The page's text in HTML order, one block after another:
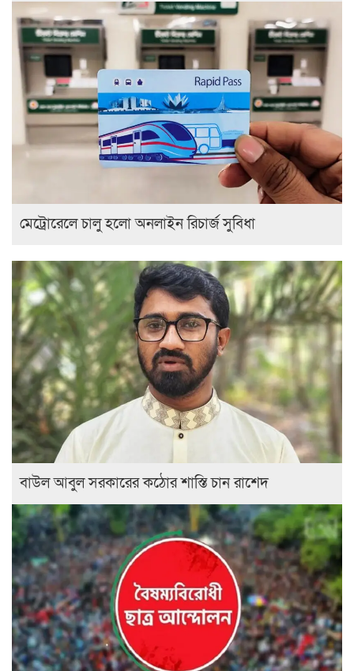
মেট্রোরেলে চালু হলো অনলাইন রিচার্জ সুবিধা
বাউল আবুল সরকারের কঠোর শাস্তি চান রাশেদ